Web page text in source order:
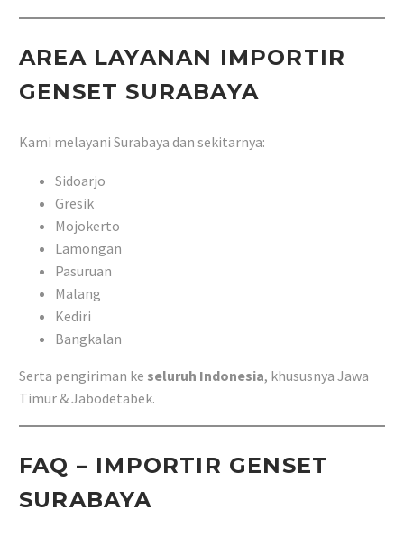
AREA LAYANAN IMPORTIR
GENSET SURABAYA
Kami melayani Surabaya dan sekitarnya:
Sidoarjo
Gresik
Mojokerto
Lamongan
Pasuruan
Malang
Kediri
Bangkalan
Serta pengiriman ke seluruh Indonesia, khususnya Jawa
Timur & Jabodetabek.
FAQ – IMPORTIR GENSET
SURABAYA